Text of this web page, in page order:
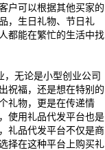
户可以根据其他买家的
，生日礼物、节日礼
都能在繁忙的生活中找
无论是小型创业公司
祝福，还是想在特别的
礼物，更是在传递情
使用礼品代发平台也是
礼品代发平台不仅是商
择在这种平台上购买礼